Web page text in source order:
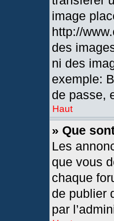
image
http://
des
ni des
exemple:
de passe,
Haut
» Que
Les
que vous
chaque
de publier
par